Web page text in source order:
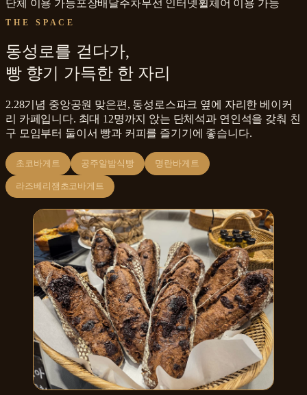
단체 이용 가능포장배달주차무선 인터넷휠체어 이용 가능
THE SPACE
동성로를 걷다가,
빵 향기 가득한 한 자리
2.28기념 중앙공원 맞은편, 동성로스파크 옆에 자리한 베이커
리 카페입니다. 최대 12명까지 앉는 단체석과 연인석을 갖춰 친
구 모임부터 둘이서 빵과 커피를 즐기기에 좋습니다.
초코바게트 공주알밤식빵 명란바게트
라즈베리잼초코바게트